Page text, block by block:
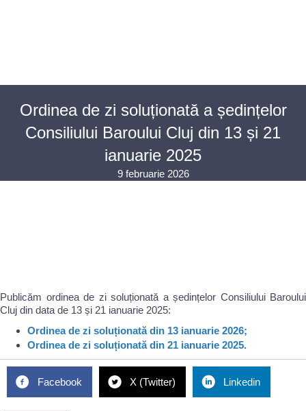
Ordinea de zi soluționată a ședințelor
Consiliului Baroului Cluj din 13 și 21
ianuarie 2025
9 februarie 2026
Publicăm ordinea de zi soluționată a ședințelor Consiliului Baroului
Cluj din data de 13 și 21 ianuarie 2025:
Ordinea de zi soluționată din 13 ianuarie 2026;
Ordinea de zi soluționată din 21 ianuarie 2025.
Facebook X (Twitter) Linkedin